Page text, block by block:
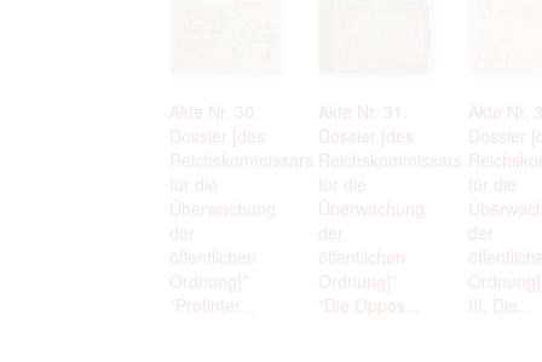
Akte Nr. 30.
Dossier [des
Reichskommissars
für die
Überwachung
der
öffentlichen
Ordnung]*
“Profinter...
Akte Nr. 31.
Dossier [des
Reichskommissars
für die
Überwachung
der
öffentlichen
Ordnung]*
“Die Oppos...
Akte Nr.
Dossier
für die
der
III. Die...